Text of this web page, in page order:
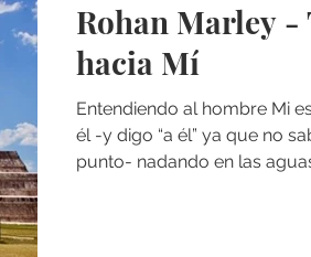
Rohan Marley
hacia Mí
Entendiendo al hombre Mi
él -y digo “a él” ya que no
punto- nadando en las